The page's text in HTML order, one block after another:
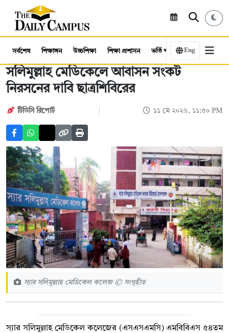
সর্বশেষ শিক্ষাঙ্গন উচ্চশিক্ষা শিক্ষা প্রশাসন ভর্তি পরীক্ষা কর্মসংস্থান
Eng
সলিমুল্লাহ মেডিকেলে আবাসন সংকট
নিরসনের দাবি ছাত্রশিবিরের
টিডিসি রিপোর্ট ১১ মে ২০২৬, ১১:৫০ PM
স্যার সলিমুল্লাহ মেডিকেল কলেজ © সংগৃহীত
স্যার সলিমুল্লাহ মেডিকেল কলেজের (এস‌এস‌এমসি) এমবিবিএস ৫৪তম